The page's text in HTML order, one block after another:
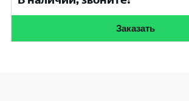
Заказать